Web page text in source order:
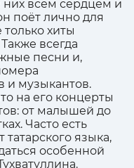
всем сердцем и
поёт лично для
хиты
всегда
песни и,
и музыкантов.
на его концерты
от малышей до
Часто есть
языка,
особенной